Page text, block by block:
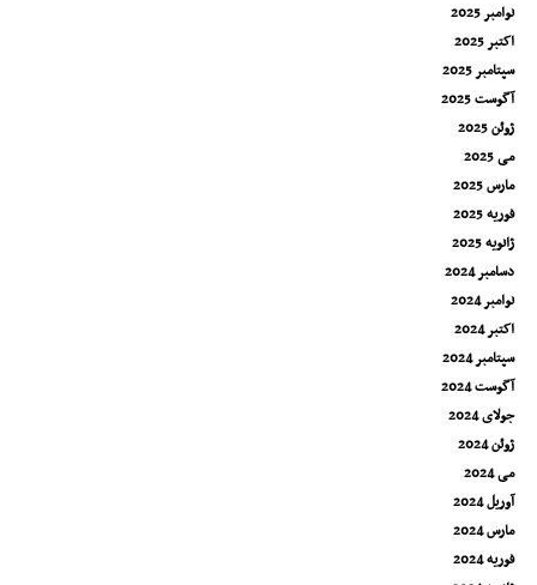
نوامبر 2025
اکتبر 2025
سپتامبر 2025
آگوست 2025
ژوئن 2025
می 2025
مارس 2025
فوریه 2025
ژانویه 2025
دسامبر 2024
نوامبر 2024
اکتبر 2024
سپتامبر 2024
آگوست 2024
جولای 2024
ژوئن 2024
می 2024
آوریل 2024
مارس 2024
فوریه 2024